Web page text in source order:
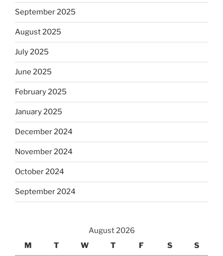
September 2025
August 2025
July 2025
June 2025
February 2025
January 2025
December 2024
November 2024
October 2024
September 2024
August 2026
M
T W T F S S